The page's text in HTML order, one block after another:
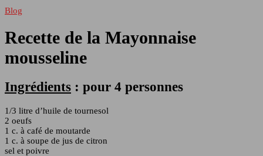
Blog
Recette de la Mayonnaise
mousseline
Ingrédients : pour 4 personnes
1/3 litre d’huile de tournesol
2 oeufs
1 c. à café de moutarde
1 c. à soupe de jus de citron
sel et poivre